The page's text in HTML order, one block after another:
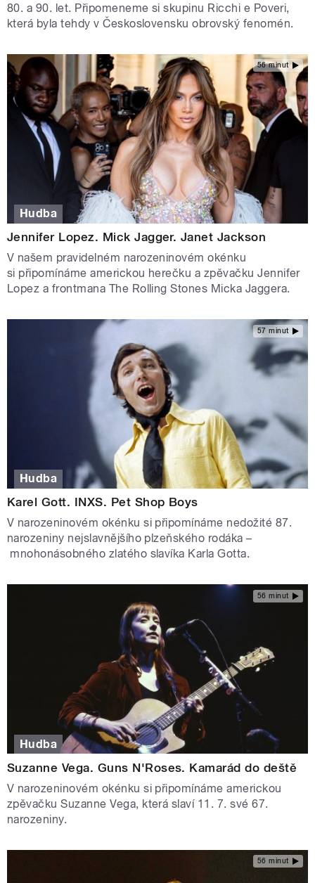
80. a 90. let. Připomeneme si skupinu Ricchi e Poveri,
která byla tehdy v Československu obrovský fenomén.
56 minut
Hudba
Jennifer Lopez. Mick Jagger. Janet Jackson
V našem pravidelném narozeninovém okénku
si připomínáme americkou herečku a zpěvačku Jennifer
Lopez a frontmana The Rolling Stones Micka Jaggera.
57 minut
Hudba
Karel Gott. INXS. Pet Shop Boys
V narozeninovém okénku si připomínáme nedožité 87.
narozeniny nejslavnějšího plzeňského rodáka –
mnohonásobného zlatého slavíka Karla Gotta.
56 minut
Hudba
Suzanne Vega. Guns N'Roses. Kamarád do deště
V narozeninovém okénku si připomínáme americkou
zpěvačku Suzanne Vega, která slaví 11. 7. své 67.
narozeniny.
56 minut